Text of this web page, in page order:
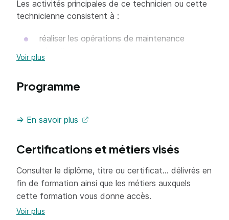
Les activités principales de ce technicien ou cette
technicienne consistent à :
réaliser les opérations de maintenance
réceptionner et restituer le véhicule ;
maintenance et de service, son action implique un
comportement visant des objectifs de qualité dans
le travail individuel et au sein de l'équipe.
Dans toutes ses activités, le (la) titulaire du
baccalauréat professionnel maintenance des
véhicules doit :
Voir plus
Programme
=> En savoir plus
Certifications et métiers visés
Consulter le diplôme, titre ou certificat... délivrés en
fin de formation ainsi que les métiers auxquels
cette formation vous donne accès.
Voir plus